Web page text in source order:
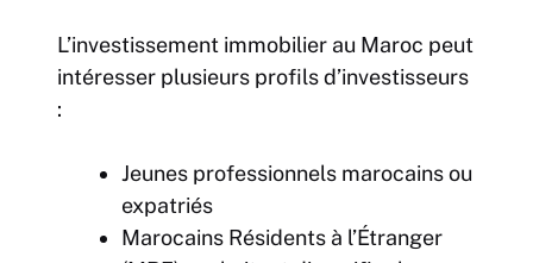
L’investissement immobilier au Maroc peut
intéresser plusieurs profils d’investisseurs
:
Jeunes professionnels marocains ou
expatriés
Marocains Résidents à l’Étranger